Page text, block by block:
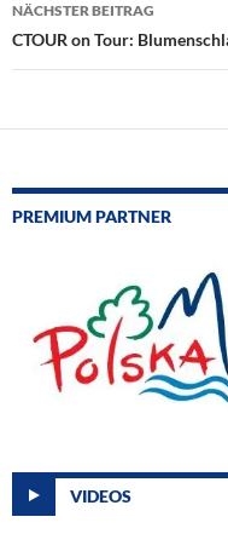
NÄCHSTER BEITRAG
CTOUR on Tour:
PREMIUM PARTNER
VIDEOS